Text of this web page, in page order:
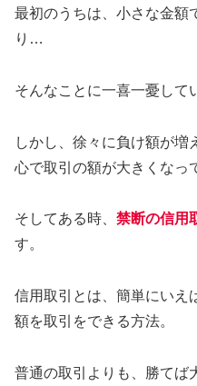
最初のうちは、小さな金額
り…
そんなことに一喜一憂して
しかし、徐々に負け額が増
心で取引の額が大きくなっ
そしてある時、 禁断の信用
す。
信用取引とは、簡単にいえ
額を取引をできる方法。
普通の取引よりも、勝てば